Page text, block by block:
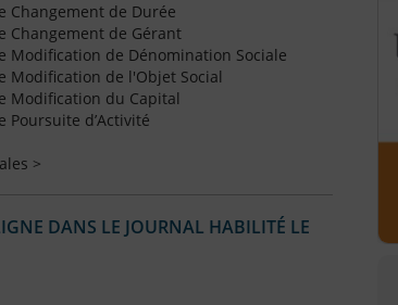
Changement de Durée
Changement de Gérant
Modification de Dénomination Sociale
Modification de l'Objet Social
Modification du Capital
Poursuite d’Activité
>
DANS LE JOURNAL HABILITÉ LE